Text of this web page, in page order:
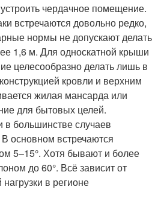
чердачное помещение.
встречаются довольно редко,
нормы не допускают делать
1,6 м. Для односкатной крыши
целесообразно делать лишь в
кровли и верхним
жилая мансарда или
для бытовых целей.
в большинстве случаев
основном встречаются
5–15°. Хотя бывают и более
до 60°. Всё зависит от
в регионе